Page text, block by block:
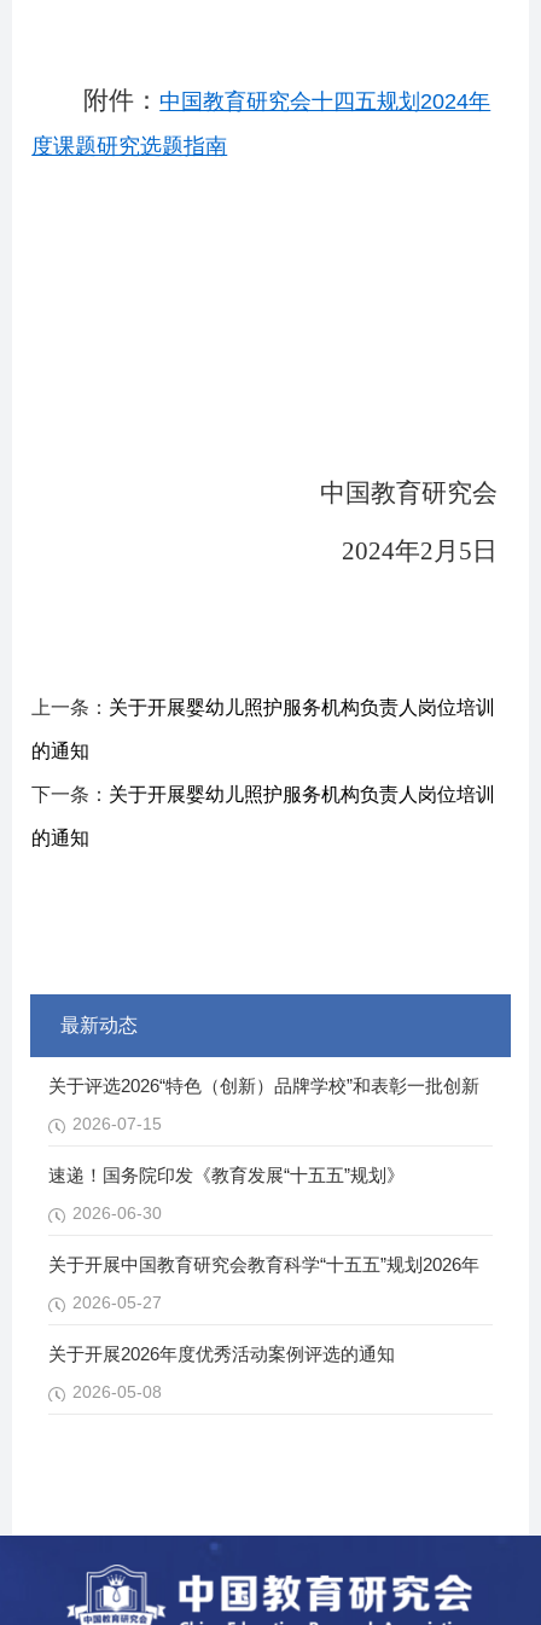
附件： 中国教育研究会十四五规划2024年
度课题研究选题指南
中国教育研究会
2024年2月5日
上一条： 关于开展婴幼儿照护服务机构负责人岗位培训
的通知
下一条： 关于开展婴幼儿照护服务机构负责人岗位培训
的通知
最新动态
关于评选2026“特色（创新）品牌学校”和表彰一批创新
2026-07-15
速递！国务院印发《教育发展“十五五”规划》
2026-06-30
关于开展中国教育研究会教育科学“十五五”规划2026年
2026-05-27
关于开展2026年度优秀活动案例评选的通知
2026-05-08